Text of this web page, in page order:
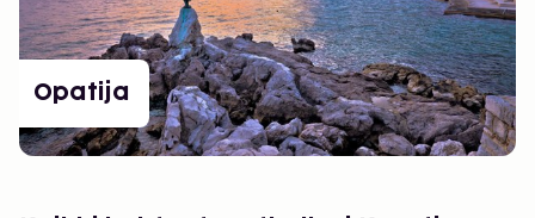
Opatija